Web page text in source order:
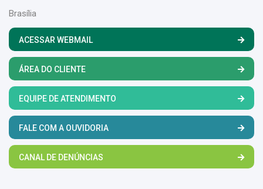
Brasília
ACESSAR WEBMAIL
ÁREA DO CLIENTE
EQUIPE DE ATENDIMENTO
FALE COM A OUVIDORIA
CANAL DE DENÚNCIAS